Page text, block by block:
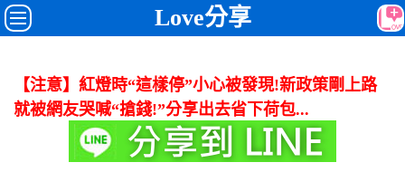
Love分享
【注意】紅燈時“這樣停”小心被發現!新政策剛上路
就被網友哭喊“搶錢!”分享出去省下荷包...